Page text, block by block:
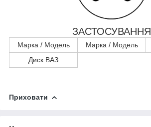
ЗАСТОСУВАННЯ
Марка / Модель Марка / Модель
Диск ВАЗ
Приховати